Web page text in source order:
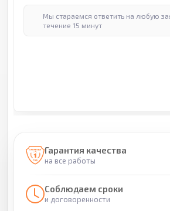
Мы стараемся ответить на любую
течение 15 минут
Гарантия качества
на все работы
Соблюдаем сроки
и договоренности